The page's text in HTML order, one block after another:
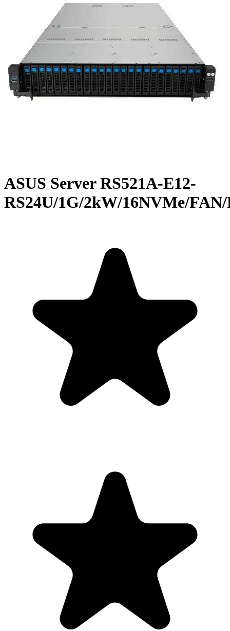
ASUS Server RS521A-E12-
RS24U/1G/2kW/16NVMe/